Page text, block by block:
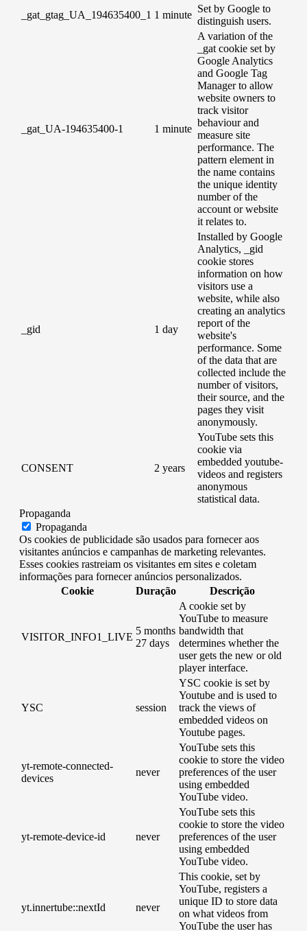
_gat_gtag_UA_194635400_1 1 minute
Set by Google to
distinguish users.
_gat_UA-194635400-1 1 minute
A variation of the
_gat cookie set by
Google Analytics
and Google Tag
Manager to allow
website owners to
track visitor
behaviour and
measure site
performance. The
pattern element in
the name contains
the unique identity
number of the
account or website
it relates to.
_gid 1 day
Installed by Google
Analytics, _gid
cookie stores
information on how
visitors use a
website, while also
creating an analytics
report of the
website's
performance. Some
of the data that are
collected include the
number of visitors,
their source, and the
pages they visit
anonymously.
CONSENT 2 years
YouTube sets this
cookie via
embedded youtube-
videos and registers
anonymous
statistical data.
Propaganda
Propaganda
Os cookies de publicidade são usados ​​para fornecer aos
visitantes anúncios e campanhas de marketing relevantes.
Esses cookies rastreiam os visitantes em sites e coletam
informações para fornecer anúncios personalizados.
Cookie
Duração Descrição
VISITOR_INFO1_LIVE
5 months
27 days
A cookie set by
YouTube to measure
bandwidth that
determines whether the
user gets the new or old
player interface.
YSC session
YSC cookie is set by
Youtube and is used to
track the views of
embedded videos on
Youtube pages.
yt-remote-connected-
devices
never
YouTube sets this
cookie to store the video
preferences of the user
using embedded
YouTube video.
yt-remote-device-id never
YouTube sets this
cookie to store the video
preferences of the user
using embedded
YouTube video.
yt.innertube::nextId never
This cookie, set by
YouTube, registers a
unique ID to store data
on what videos from
YouTube the user has